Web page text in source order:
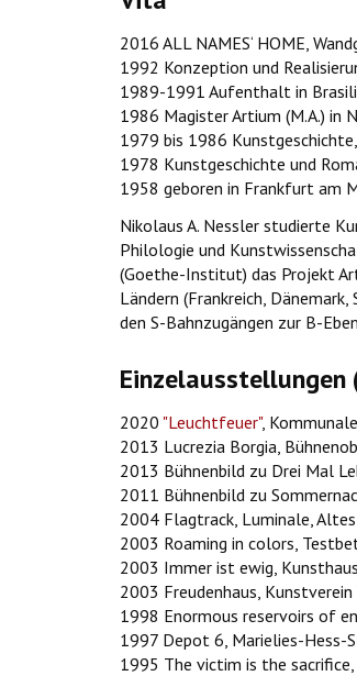
2016 ALL NAMES‘ HOME,
1992 Konzeption und
1989-1991 Aufenthalt in
1986 Magister Artium (M.A.) in
1979 bis 1986
1978 Kunstgeschichte und
1958 geboren in Frankfurt am
Nikolaus A. Nessler studierte
Philologie und
(Goethe-Institut) das Projekt
Ländern (Frankreich,
den S-Bahnzugängen zur B-
Einzelausstellungen
2020 "Leuchtfeuer",
2013 Lucrezia Borgia,
2013 Bühnenbild zu Drei Mal
2011 Bühnenbild zu
2004 Flagtrack, Luminale,
2003 Roaming in colors,
2003 Immer ist ewig,
2003 Freudenhaus, Kunstverein
1998 Enormous reservoirs of
1997 Depot 6, Marielies-
1995 The victim is the